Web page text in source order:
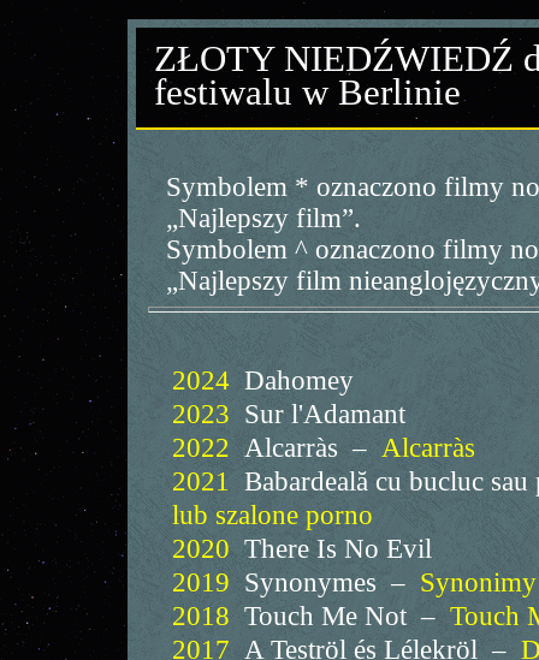
ZŁOTY NIEDŹWIEDŹ
festiwalu w Berlinie
Symbolem * oznaczono filmy
„Najlepszy film”.
Symbolem ^ oznaczono filmy
„Najlepszy film
2024 Dahomey
2023 Sur l'Adamant
2022 Alcarràs – Alcarràs
2021 Babardeală cu bucluc
lub szalone porno
2020 There Is No Evil
2019 Synonymes – Synonimy
2018 Touch Me Not – Touch
2017 A Teströl és Lélekröl –